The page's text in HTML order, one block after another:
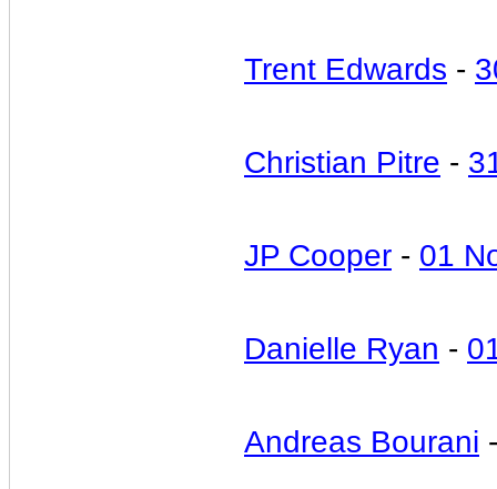
Trent Edwards -
Christian Pitre -
JP Cooper - 01
Danielle Ryan -
Andreas Bourani